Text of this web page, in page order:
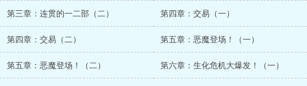
第三章：连贯的一二部（二） 第四章：交易（一）
第四章：交易（二） 第五章：恶魔登场！（一）
第五章：恶魔登场！（二） 第六章：生化危机大爆发！（一）